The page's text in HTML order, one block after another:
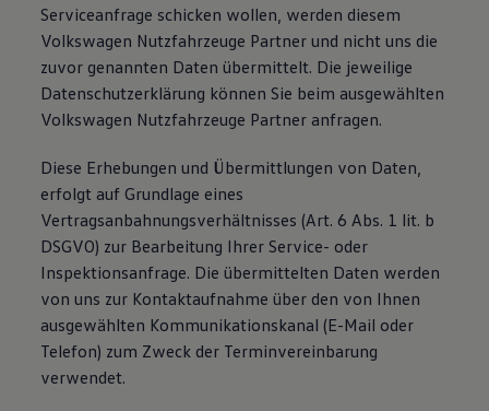
Serviceanfrage schicken wollen, werden diesem
Volkswagen Nutzfahrzeuge Partner und nicht uns die
zuvor genannten Daten übermittelt. Die jeweilige
Datenschutzerklärung können Sie beim ausgewählten
Volkswagen Nutzfahrzeuge Partner anfragen.
Diese Erhebungen und Übermittlungen von Daten,
erfolgt auf Grundlage eines
Vertragsanbahnungsverhältnisses (Art. 6 Abs. 1 lit. b
DSGVO) zur Bearbeitung Ihrer Service- oder
Inspektionsanfrage. Die übermittelten Daten werden
von uns zur Kontaktaufnahme über den von Ihnen
ausgewählten Kommunikationskanal (E-Mail oder
Telefon) zum Zweck der Terminvereinbarung
verwendet.